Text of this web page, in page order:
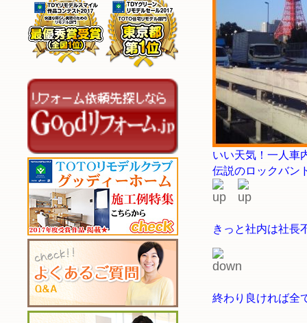
いい天気！一人車
伝説のロックバン
きっと社内は社長
終わり良ければ全